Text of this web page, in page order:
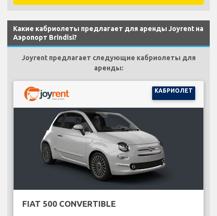
Какие кабриолеты предлагает для аренды Joyrent на
Аэропорт Brindisi?
Joyrent предлагает следующие кабриолеты для
аренды:
КАБРИОЛЕТ
FIAT 500 CONVERTIBLE